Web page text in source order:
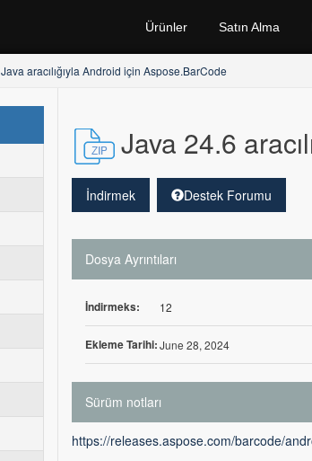
Ürünler Satın Alma
Java aracılığıyla Android için Aspose.BarCode
Java 24.6
İndirmek Destek Forumu
Dosya Ayrıntıları
İndirmeks: 12
Ekleme Tarihi:June 28, 2024
Sürüm notları
https://releases.aspose.com/barcode/